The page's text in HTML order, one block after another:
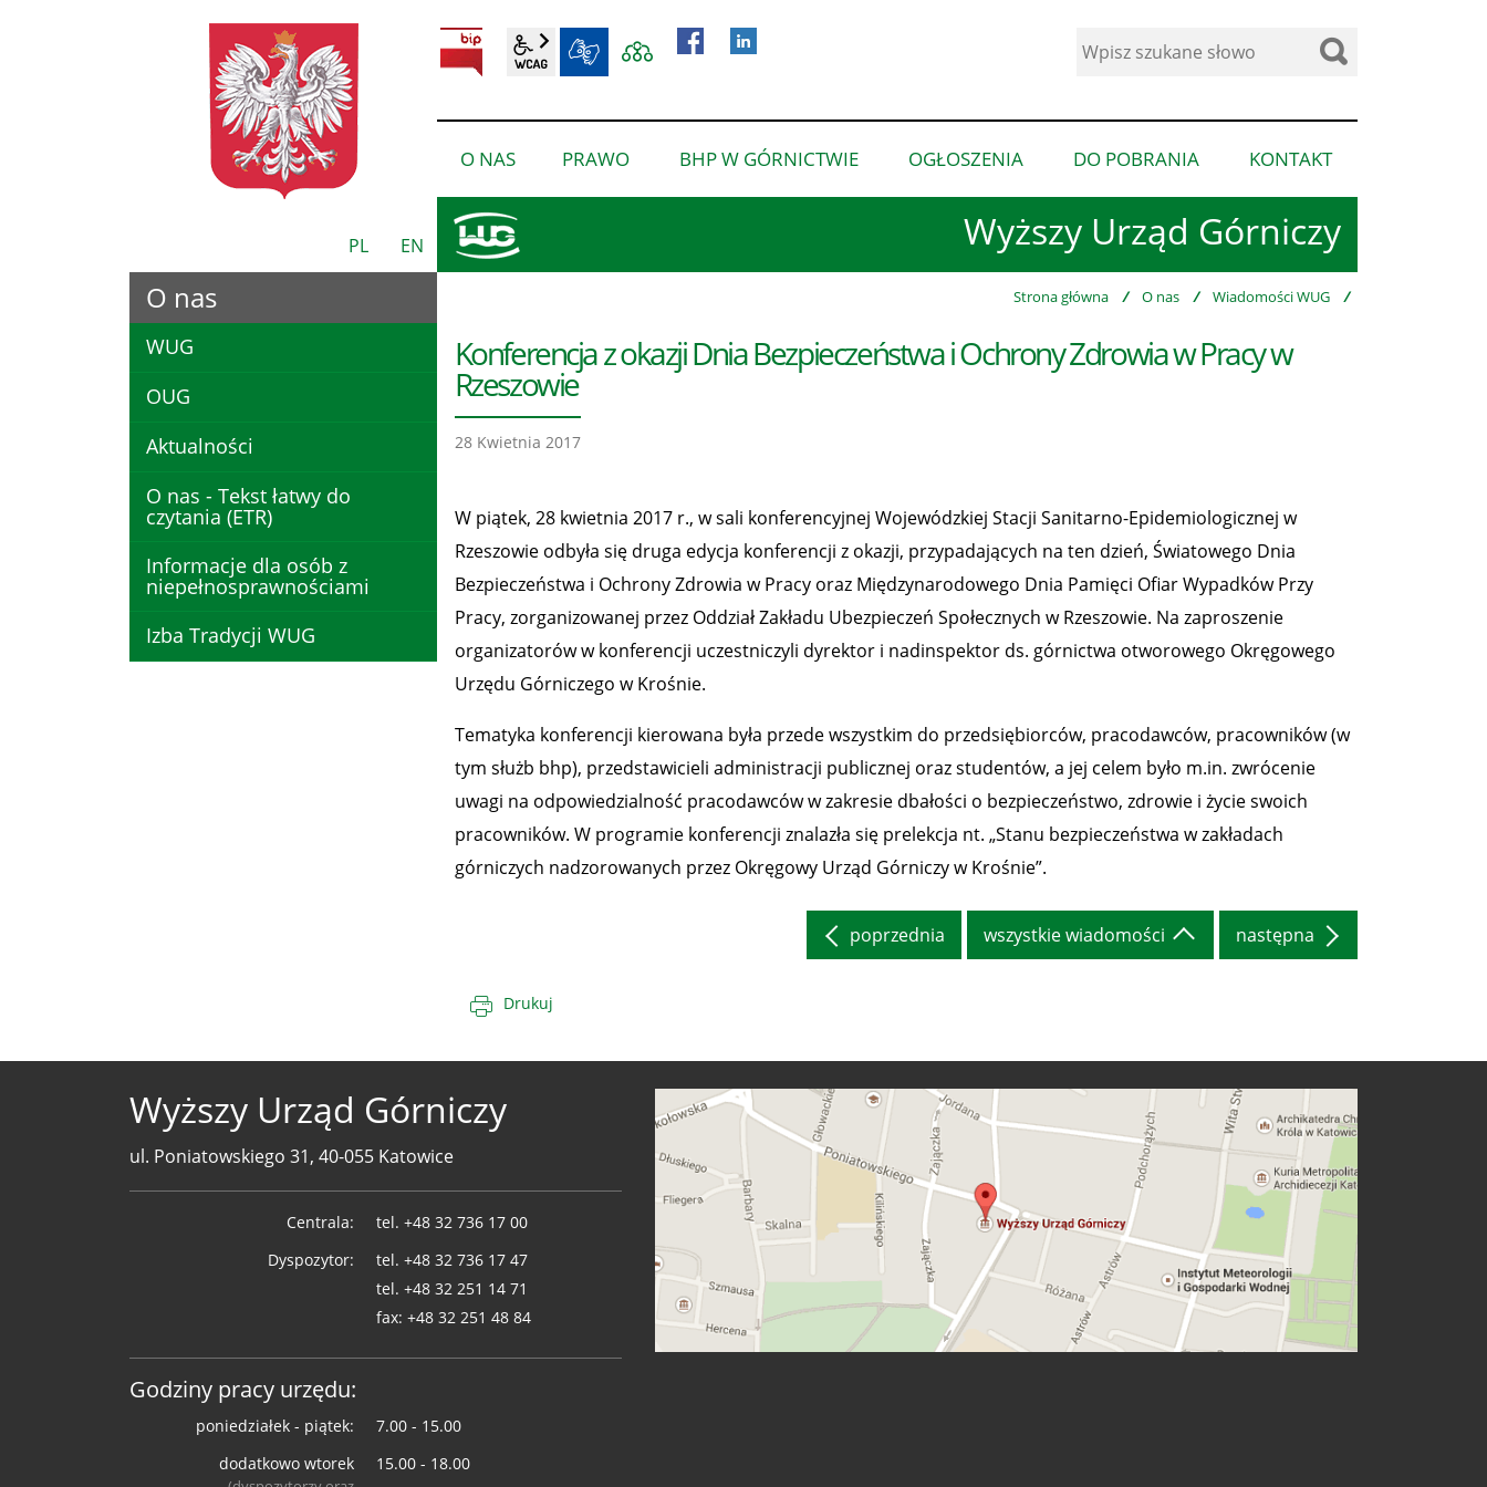
PL EN Wyższy Urząd Górniczy
BIP wcag2.1
Wyszukaj
O NAS
pokaż
podmenu
PRAWO
pokaż
podmenu
BHP W GÓRNICTWIE
pokaż
podmenu
OGŁOSZENIA
pokaż
podmenu
dla
“Ogłoszenia”
DO POBRANIA
pokaż
podmenu
dla
pobrania”
KONTAKT
podmenu
Strona główna / O nas / Wiadomości WUG /
Konferencja z okazji Dnia Bezpieczeństwa i Ochrony Zdrowia w Pracy w
Rzeszowie
28 Kwietnia 2017
W piątek, 28 kwietnia 2017 r., w sali konferencyjnej Wojewódzkiej Stacji Sanitarno-Epidemiologicznej w
Rzeszowie odbyła się druga edycja konferencji z okazji, przypadających na ten dzień, Światowego Dnia
Bezpieczeństwa i Ochrony Zdrowia w Pracy oraz Międzynarodowego Dnia Pamięci Ofiar Wypadków Przy
Pracy, zorganizowanej przez Oddział Zakładu Ubezpieczeń Społecznych w Rzeszowie. Na zaproszenie
organizatorów w konferencji uczestniczyli dyrektor i nadinspektor ds. górnictwa otworowego Okręgowego
Urzędu Górniczego w Krośnie.
Tematyka konferencji kierowana była przede wszystkim do przedsiębiorców, pracodawców, pracowników (w
tym służb bhp), przedstawicieli administracji publicznej oraz studentów, a jej celem było m.in. zwrócenie
uwagi na odpowiedzialność pracodawców w zakresie dbałości o bezpieczeństwo, zdrowie i życie swoich
pracowników. W programie konferencji znalazła się prelekcja nt. „Stanu bezpieczeństwa w zakładach
górniczych nadzorowanych przez Okręgowy Urząd Górniczy w Krośnie”.
poprzednia wszystkie wiadomości następna
Drukuj
O nas
WUG
OUG
Aktualności
O nas - Tekst łatwy do
czytania (ETR)
Informacje dla osób z
niepełnosprawnościami
Izba Tradycji WUG
Wyższy Urząd Górniczy
ul. Poniatowskiego 31, 40-055 Katowice
Centrala: tel. +48 32 736 17 00
Dyspozytor:
tel. +48 32 736 17 47
tel. +48 32 251 14 71
fax: +48 32 251 48 84
Godziny pracy urzędu:
poniedziałek - piątek:
7.00 - 15.00
dodatkowo wtorek
15.00 - 18.00